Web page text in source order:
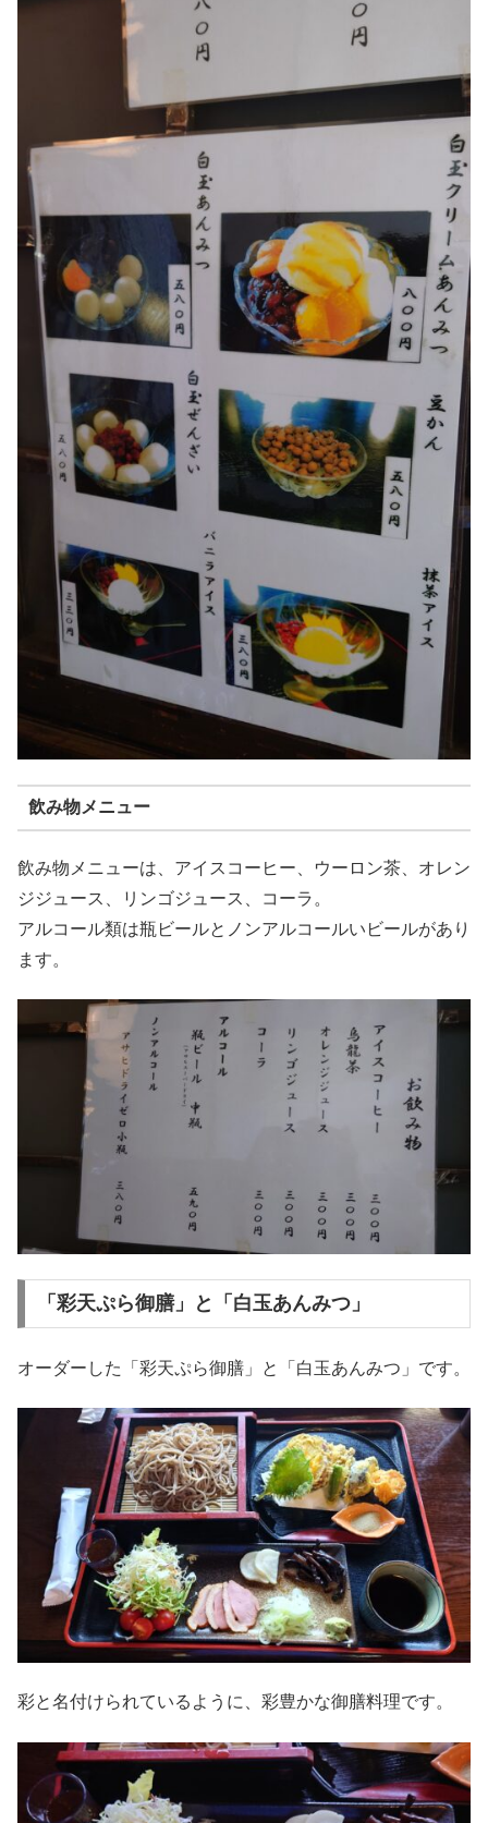
飲み物メニュー
飲み物メニューは、アイスコーヒー、ウーロン茶、オレン
ジジュース、リンゴジュース、コーラ。
アルコール類は瓶ビールとノンアルコールいビールがあり
ます。
「彩天ぷら御膳」と「白玉あんみつ」
オーダーした「彩天ぷら御膳」と「白玉あんみつ」です。
彩と名付けられているように、彩豊かな御膳料理です。